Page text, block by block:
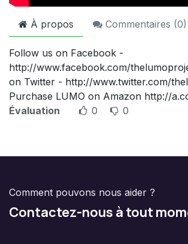
À propos Commentaires (0)
Follow us on Facebook -
http://www.facebook.com/
on Twitter - http://www.twitter.com/
Purchase LUMO on Amazon http://
Évaluation
0 0
Comment pouvons nous aider ?
Contactez-nous à tout